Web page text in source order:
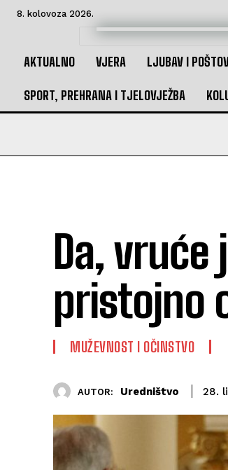
8. kolovoza 2026.
AKTUALNO VJERA LJUBAV I
SPORT, PREHRANA I TJELOVJEŽBA
Da,
pristojno
MUŽEVNOST I OČINSTVO
AUTOR: Uredništvo 28.